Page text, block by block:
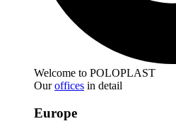
Welcome to POLOPLAST
Ouroffices in detail
Europe